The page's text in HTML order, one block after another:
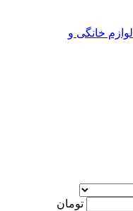
لوازم خانگی و
تومان